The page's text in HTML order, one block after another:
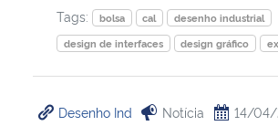
Tags:
bolsa cal
desenho industrial
design de interfaces
design gráfico
Desenho Ind Notícia 14/